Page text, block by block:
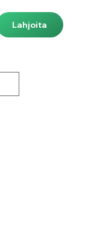
Lahjoita